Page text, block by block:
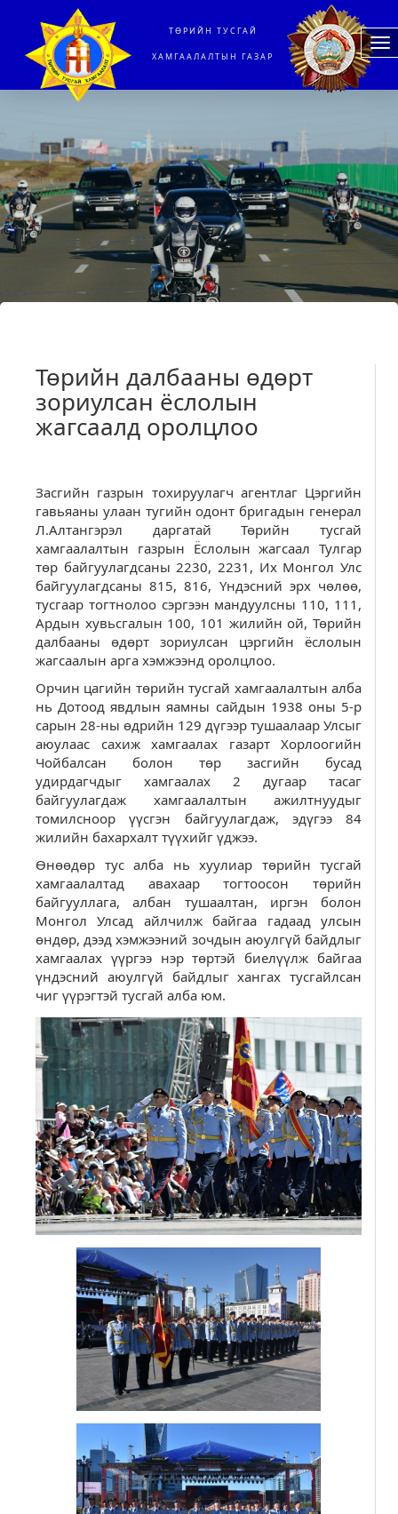
ТӨРИЙН ТУСГАЙ
ХАМГААЛАЛТЫН ГАЗАР
Төрийн далбааны өдөрт
зориулсан ёслолын
жагсаалд оролцлоо
Засгийн газрын тохируулагч агентлаг Цэргийн
гавьяаны улаан тугийн одонт бригадын генерал
Л.Алтангэрэл даргатай Төрийн тусгай
хамгаалалтын газрын Ёслолын жагсаал Тулгар
төр байгуулагдсаны 2230, 2231, Их Монгол Улс
байгуулагдсаны 815, 816, Үндэсний эрх чөлөө,
тусгаар тогтнолоо сэргээн мандуулсны 110, 111,
Ардын хувьсгалын 100, 101 жилийн ой, Төрийн
далбааны өдөрт зориулсан цэргийн ёслолын
жагсаалын арга хэмжээнд оролцлоо.
Орчин цагийн төрийн тусгай хамгаалалтын алба
нь Дотоод явдлын яамны сайдын 1938 оны 5-р
сарын 28-ны өдрийн 129 дүгээр тушаалаар Улсыг
аюулаас сахиж хамгаалах газарт Хорлоогийн
Чойбалсан болон төр засгийн бусад
удирдагчдыг хамгаалах 2 дугаар тасаг
байгуулагдаж хамгаалалтын ажилтнуудыг
томилсноор үүсгэн байгуулагдаж, эдүгээ 84
жилийн бахархалт түүхийг үджээ.
Өнөөдөр тус алба нь хуулиар төрийн тусгай
хамгаалалтад авахаар тогтоосон төрийн
байгууллага, албан тушаалтан, иргэн болон
Монгол Улсад айлчилж байгаа гадаад улсын
өндөр, дээд хэмжээний зочдын аюулгүй байдлыг
хамгаалах үүргээ нэр төртэй биелүүлж байгаа
үндэсний аюулгүй байдлыг хангах тусгайлсан
чиг үүрэгтэй тусгай алба юм.